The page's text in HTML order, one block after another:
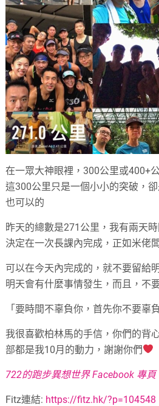
在一眾大神眼裡，300公里或400+
這300公里只是一個小小的突破，
也可以的
昨天的總數是271公里，我有兩天
決定在一次長課內完成，正如米佬
可以在今天內完成的，就不要留給
明天會有什麼事情發生，而且，不
「要時間不辜負你，首先你不要辜
我很喜歡柏林馬的手信，你們的背
部都是我10月的動力，謝謝你們
722的跑步異想世界 Facebook 專頁
Fitz連結: https://fitz.hk/?p=104548